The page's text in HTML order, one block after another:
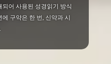
어 사용된 성경읽기 방식
구약은 한 번, 신약과 시